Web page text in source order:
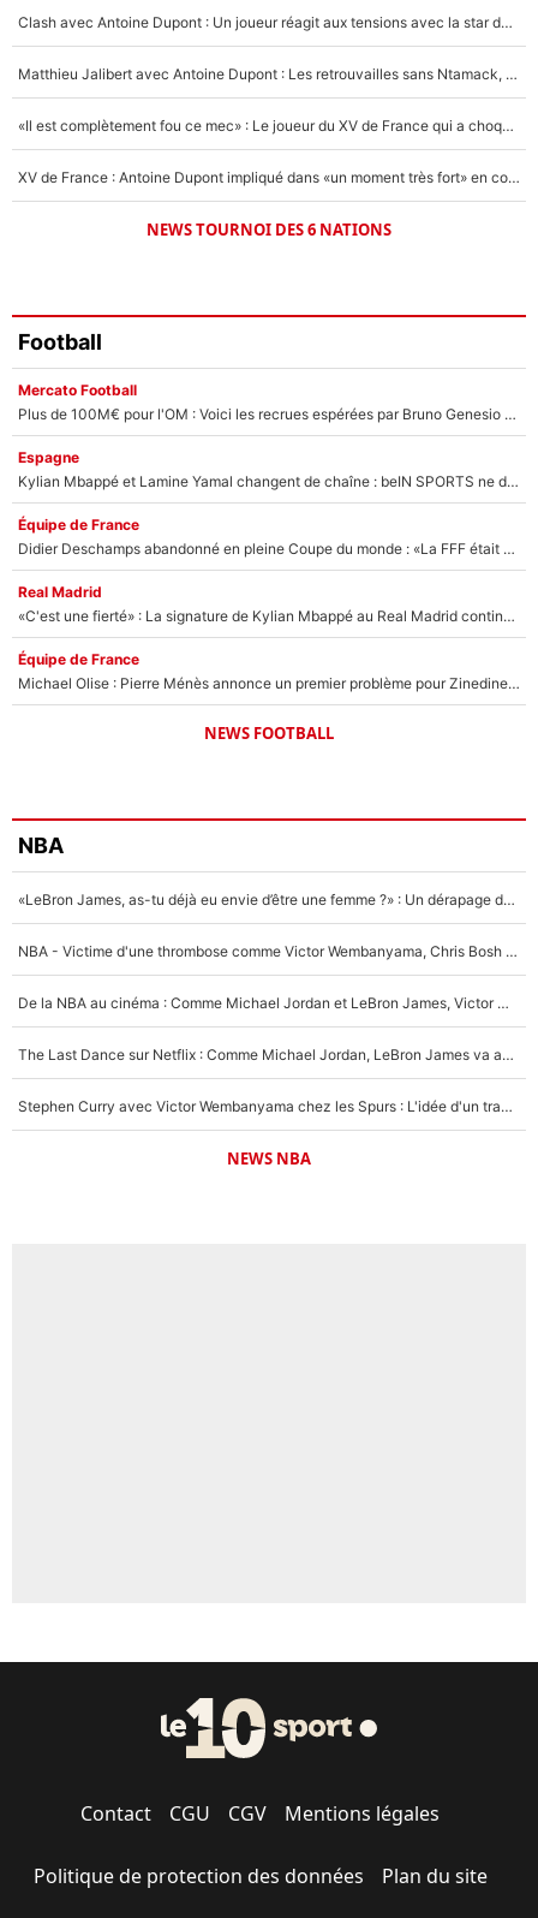
5% Clash avec Antoine Dupont : Un joueur réagit aux tensions avec la star du XV de France !
Matthieu Jalibert avec Antoine Dupont : Les retrouvailles sans Ntamack, «il y a eu des discussions»
«Il est complètement fou ce mec» : Le joueur du XV de France qui a choqué Matthieu Jalibert !
XV de France : Antoine Dupont impliqué dans «un moment très fort» en coulisses
NEWS TOURNOI DES 6 NATIONS
Football
Mercato Football
Plus de 100M€ pour l'OM : Voici les recrues espérées par Bruno Genesio et Grégory Lorenzi après l’opération dégraissage
Espagne
Kylian Mbappé et Lamine Yamal changent de chaîne : beIN SPORTS ne digère pas cette décision historique et prédit un fiasco pour la Liga
Équipe de France
Didier Deschamps abandonné en pleine Coupe du monde : «La FFF était déjà passée à Zinedine Zidane»
Real Madrid
«C'est une fierté» : La signature de Kylian Mbappé au Real Madrid continue de régaler l'Espagne
Équipe de France
Michael Olise : Pierre Ménès annonce un premier problème pour Zinedine Zidane en équipe de France
NEWS FOOTBALL
NBA
«LeBron James, as-tu déjà eu envie d’être une femme ?» : Un dérapage de Donald Trump sur la superstar de la NBA refait surface
NBA - Victime d'une thrombose comme Victor Wembanyama, Chris Bosh prévient le Français des risques sur sa santé : «J’ai failli mourir sur le coup et j’ai été ramené à la vie»
De la NBA au cinéma : Comme Michael Jordan et LeBron James, Victor Wembanyama rêve d'une carrière d'acteur !
The Last Dance sur Netflix : Comme Michael Jordan, LeBron James va avoir le droit à sa série !
Stephen Curry avec Victor Wembanyama chez les Spurs : L'idée d'un trade historique est lancée en NBA !
NEWS NBA
Contact CGU CGV Mentions légales
Politique de protection des données Plan du site